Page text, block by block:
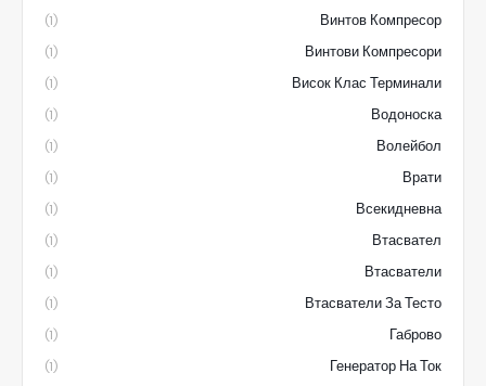
Винтов Компресор
(1)
Винтови Компресори
(1)
Висок Клас Терминали
(1)
Водоноска
(1)
Волейбол
(1)
Врати
(1)
Всекидневна
(1)
Втасвател
(1)
Втасватели
(1)
Втасватели За Тесто
(1)
Габрово
(1)
Генератор На Ток
(1)